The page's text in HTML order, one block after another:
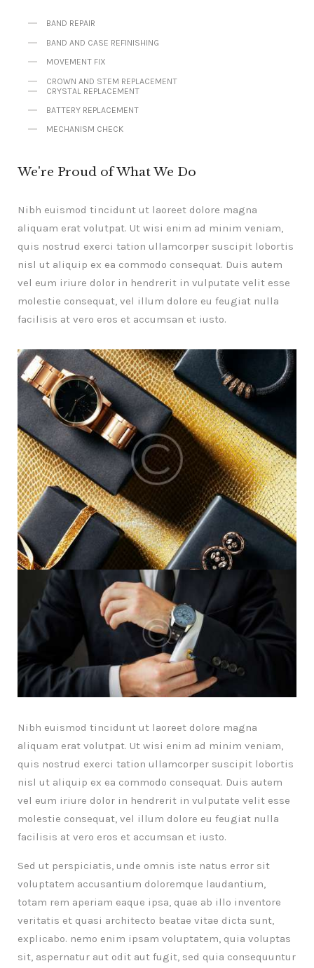
BAND REPAIR
BAND AND CASE REFINISHING
MOVEMENT FIX
CROWN AND STEM REPLACEMENT
CRYSTAL REPLACEMENT
BATTERY REPLACEMENT
MECHANISM CHECK
We're Proud of What We Do
Nibh euismod tincidunt ut laoreet dolore magna
aliquam erat volutpat. Ut wisi enim ad minim veniam,
quis nostrud exerci tation ullamcorper suscipit lobortis
nisl ut aliquip ex ea commodo consequat. Duis autem
vel eum iriure dolor in hendrerit in vulputate velit esse
molestie consequat, vel illum dolore eu feugiat nulla
facilisis at vero eros et accumsan et iusto.
Nibh euismod tincidunt ut laoreet dolore magna
aliquam erat volutpat. Ut wisi enim ad minim veniam,
quis nostrud exerci tation ullamcorper suscipit lobortis
nisl ut aliquip ex ea commodo consequat. Duis autem
vel eum iriure dolor in hendrerit in vulputate velit esse
molestie consequat, vel illum dolore eu feugiat nulla
facilisis at vero eros et accumsan et iusto.
Sed ut perspiciatis, unde omnis iste natus error sit
voluptatem accusantium doloremque laudantium,
totam rem aperiam eaque ipsa, quae ab illo inventore
veritatis et quasi architecto beatae vitae dicta sunt,
explicabo. nemo enim ipsam voluptatem, quia voluptas
sit, aspernatur aut odit aut fugit, sed quia consequuntur